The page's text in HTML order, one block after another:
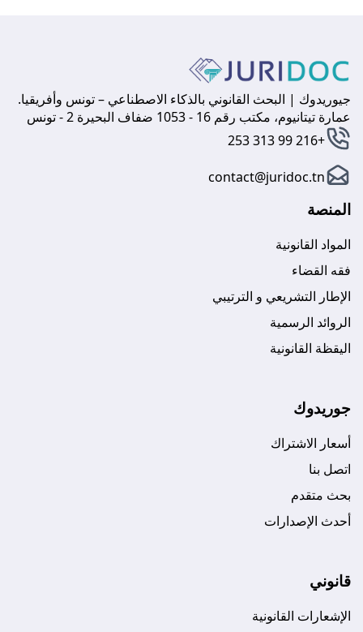
جيوريدوك | البحث القانوني بالذكاء الاصطناعي – تونس وأفريقيا.
عمارة تيتانيوم، مكتب رقم 16 - 1053 ضفاف البحيرة 2 - تونس
+216 99 313 253
contact@juridoc.tn
المنصة
المواد القانونية
فقه القضاء
الإطار التشريعي و الترتيبي
الروائد الرسمية
اليقظة القانونية
جوريدوك
أسعار الاشتراك
اتصل بنا
بحث متقدم
أحدث الإصدارات
قانوني
الإشعارات القانونية